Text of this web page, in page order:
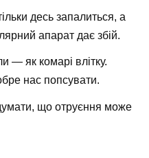
десь запалиться, а
апарат дає збій.
— як комарі влітку.
нас попсувати.
що отруєння може